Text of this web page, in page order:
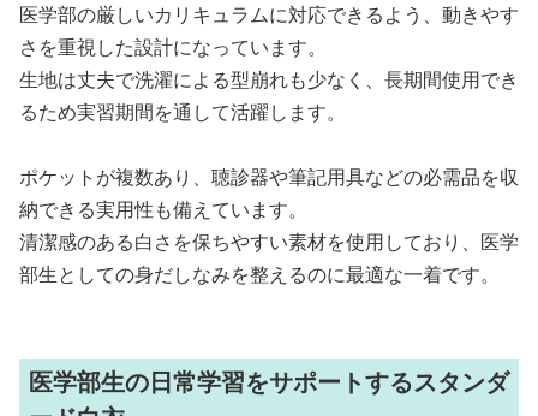
医学部の厳しいカリキュラムに対応できるよう、動きやす
さを重視した設計になっています。
生地は丈夫で洗濯による型崩れも少なく、長期間使用でき
るため実習期間を通して活躍します。
ポケットが複数あり、聴診器や筆記用具などの必需品を収
納できる実用性も備えています。
清潔感のある白さを保ちやすい素材を使用しており、医学
部生としての身だしなみを整えるのに最適な一着です。
医学部生の日常学習をサポートするスタンダ